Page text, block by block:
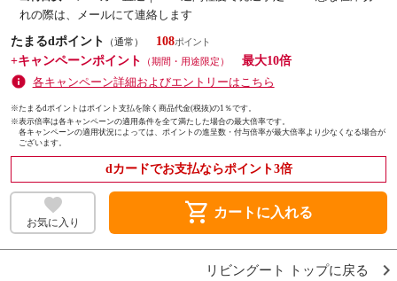
れの際は、メールにて連絡します
たまるdポイント
（通常）
108
+キャンペーンポイント
（期間・用途限定）
最大10倍
各キャンペーン詳細およびエントリーはこちら
※たまるdポイントはポイント支払を除く商品代金(税抜)の1％です。
※表示倍率は各キャンペーンの適用条件を全て満たした場合の最大倍率です。
各キャンペーンの適用状況によっては、ポイントの進呈数・付与倍率が最大倍率より少なくなる場合が
ございます。
dカードでお支払ならポイント3倍
お気に入り shopping_cart カートに入れる
リビングート トップに戻る